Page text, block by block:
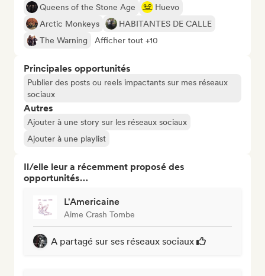
Queens of the Stone Age
Huevo
Arctic Monkeys
HABITANTES DE CALLE
The Warning
Afficher tout +10
Principales opportunités
Publier des posts ou reels impactants sur mes réseaux
sociaux
Autres
Ajouter à une story sur les réseaux sociaux
Ajouter à une playlist
Il/elle leur a récemment proposé des
opportunités…
L'Americaine
Aime Crash Tombe
A partagé sur ses réseaux sociaux